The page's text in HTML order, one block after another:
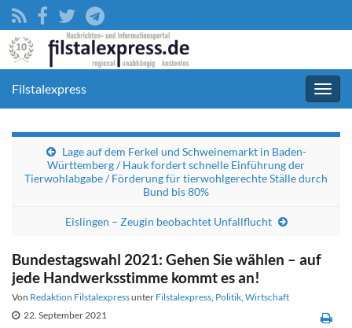
Filstalexpress
Lage auf dem Ferkel und Schweinemarkt in Baden-
Württemberg / Hauk fordert schnelle Einführung der
Tierwohlabgabe / Förderung für tierwohlgerechte Ställe durch
Bund bis 80%
Eislingen – Zeugin beobachtet Unfallflucht
Bundestagswahl 2021: Gehen Sie wählen – auf
jede Handwerksstimme kommt es an!
Von Redaktion Filstalexpressunter Filstalexpress, Politik, Wirtschaft
22. September 2021